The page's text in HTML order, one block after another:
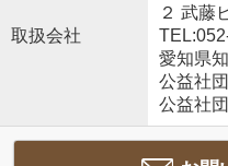
取扱会社
２ 武藤
愛知県
公益社
公益社